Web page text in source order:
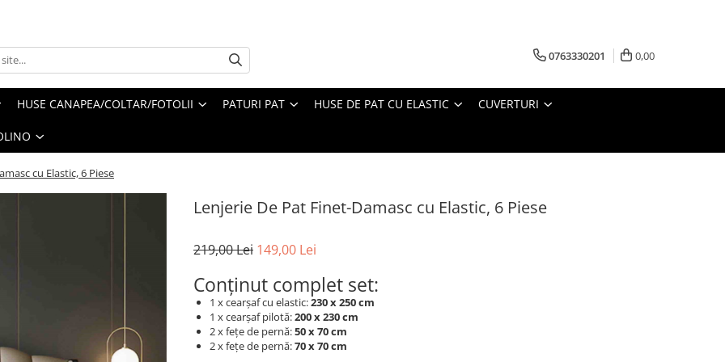
0763330201 0,00
HUSE CANAPEA/COLTAR/FOTOLII PATURI PAT HUSE DE PAT CU ELASTIC CUVERTURI
cu Elastic, 6 Piese
Lenjerie De Pat Finet-Damasc cu Elastic, 6 Piese
219,00 Lei 149,00 Lei
Conținut complet set:
1 x cearșaf cu elastic:230 x 250 cm
1 x cearșaf pilotă:200 x 230 cm
2 x fețe de pernă:50 x 70 cm
2 x fețe de pernă:70 x 70 cm